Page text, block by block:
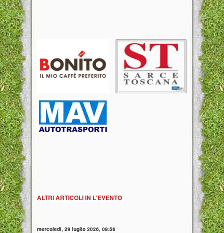
ALTRI ARTICOLI IN L'EVENTO
mercoledì, 29 luglio 2026, 08:56